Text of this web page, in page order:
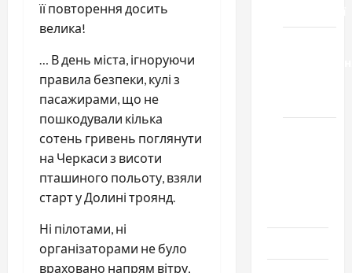
її повторення досить
велика!
… В день міста, ігноруючи
правила безпеки, кулі з
пасажирами, що не
пошкодували кілька
сотень гривень поглянути
на Черкаси з висоти
пташиного польоту, взяли
старт у Долині троянд.
Ні пілотами, ні
організаторами не було
враховано напрям вітру,